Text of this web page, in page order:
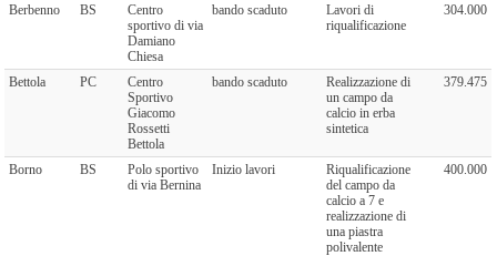
Berbenno BS
Centro
sportivo di via
Damiano
Chiesa
bando scaduto
Lavori di
riqualificazione
304.000
Bettola PC
Centro
Sportivo
Giacomo
Rossetti
Bettola
bando scaduto
Realizzazione di
un campo da
calcio in erba
sintetica
379.475
Borno BS
Polo sportivo
di via Bernina
Inizio lavori
Riqualificazione
del campo da
calcio a 7 e
realizzazione di
una piastra
polivalente
400.000